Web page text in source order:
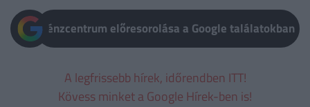
Pénzcentrum előresorolása a Google találatokban
A legfrissebb hírek, időrendben ITT!
Kövess minket a Google Hírek-ben is!